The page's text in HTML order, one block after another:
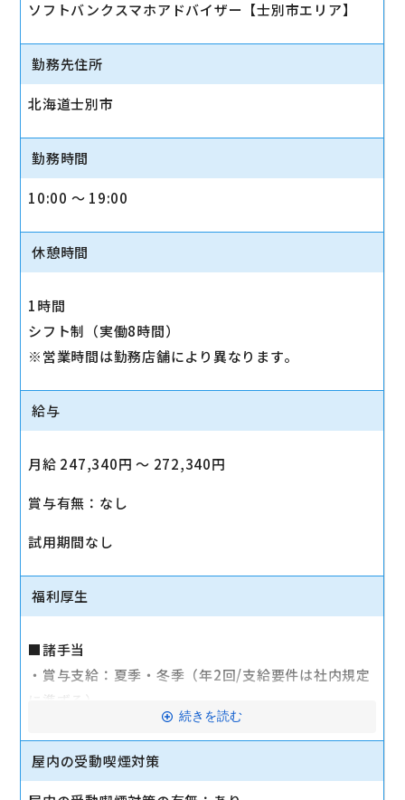
ソフトバンクスマホアドバイザー【士別市エリア】
勤務先住所
北海道士別市
勤務時間
10:00 〜 19:00
休憩時間
1時間
シフト制（実働8時間）
※営業時間は勤務店舗により異なります。
給与
月給 247,340円 〜 272,340円
賞与有無：なし
試用期間なし
福利厚生
■諸手当
・賞与支給：夏季・冬季（年2回/支給要件は社内規定
に準ずる）
・時間外手当あり（平均残業時間：10h/月）
・通勤手当支給（規定あり）
続きを読む
屋内の受動喫煙対策